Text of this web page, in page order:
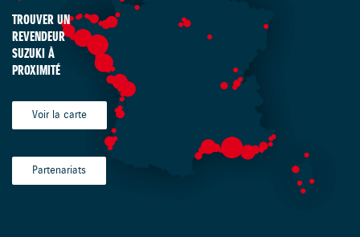
TROUVER UN
REVENDEUR
SUZUKI À
PROXIMITÉ
Voir la carte
Partenariats